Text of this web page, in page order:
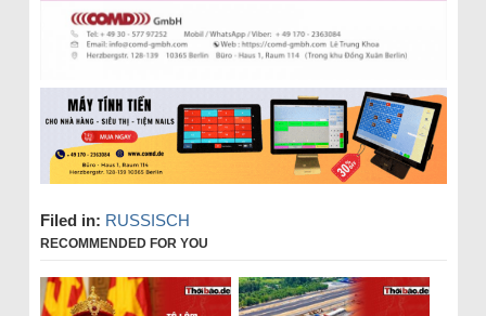
Filed in: RUSSISCH
RECOMMENDED FOR YOU